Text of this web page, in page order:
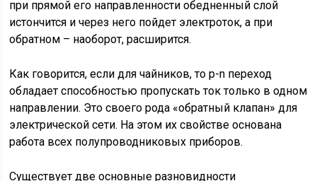
при прямой его направленности обедненный слой
истончится и через него пойдет электроток, а при
обратном – наоборот, расширится.
Как говорится, если для чайников, то p-n переход
обладает способностью пропускать ток только в одном
направлении. Это своего рода «обратный клапан» для
электрической сети. На этом их свойстве основана
работа всех полупроводниковых приборов.
Существует две основные разновидности